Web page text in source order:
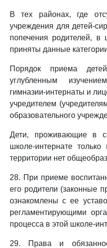
В тех районах, где
учреждения для детей-
попечения родителей, в
приняты данные
Порядок приема
углубленным
гимназии-интернаты и
учредителем
образовательного
Дети, проживающие в
школе-интернате
территории нет
28. При приеме
его родители (законные
ознакомлены с ее
регламентирующими
процесса в этой школе-
29. Права и